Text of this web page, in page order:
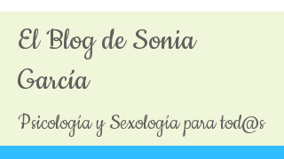
El Blog de Sonia
García
Psicología y Sexología para tod@s